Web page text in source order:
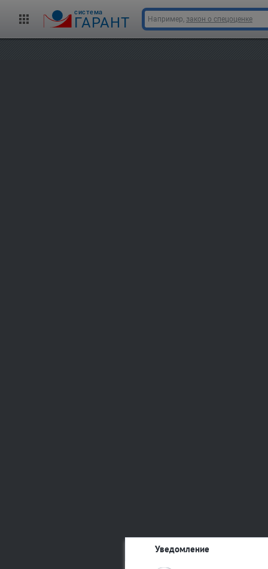
cистема
ГАРАНТ Например, закон о спецоценке
Уведомление